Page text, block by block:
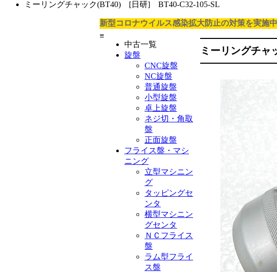
ミーリングチャック(BT40) [日研] BT40-C32-105-SL
新型コロナウイルス感染拡大防止の対策を実施
≡
中古一覧
旋盤
CNC旋盤
NC旋盤
普通旋盤
小型旋盤
卓上旋盤
ネジ切・角取
盤
正面旋盤
フライス盤・マシ
ニング
立型マシニン
グ
タッピングセ
ンタ
横型マシニン
グセンタ
ＮＣフライス
盤
ラム型フライ
ス盤
ミーリングチ